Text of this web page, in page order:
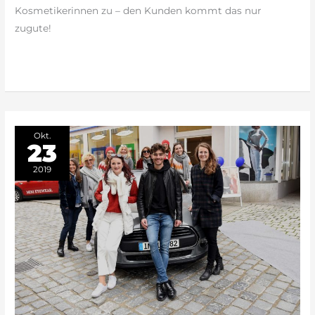
Kosmetikerinnen zu – den Kunden kommt das nur
zugute!
Okt.
23
2019